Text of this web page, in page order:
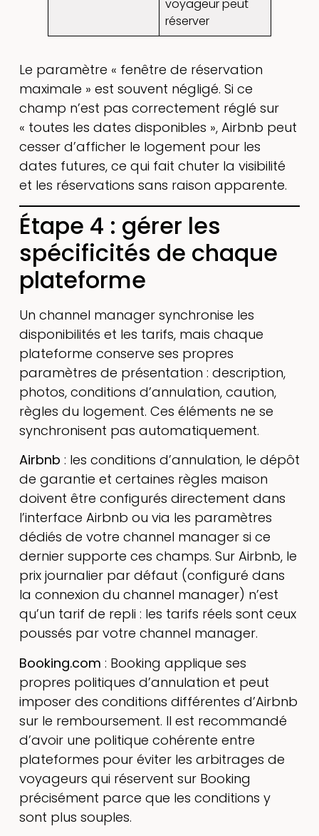
voyageur peut
réserver
Le paramètre « fenêtre de réservation
maximale » est souvent négligé. Si ce
champ n’est pas correctement réglé sur
« toutes les dates disponibles », Airbnb peut
cesser d’afficher le logement pour les
dates futures, ce qui fait chuter la visibilité
et les réservations sans raison apparente.
Étape 4 : gérer les
spécificités de chaque
plateforme
Un channel manager synchronise les
disponibilités et les tarifs, mais chaque
plateforme conserve ses propres
paramètres de présentation : description,
photos, conditions d’annulation, caution,
règles du logement. Ces éléments ne se
synchronisent pas automatiquement.
Airbnb : les conditions d’annulation, le dépôt
de garantie et certaines règles maison
doivent être configurés directement dans
l’interface Airbnb ou via les paramètres
dédiés de votre channel manager si ce
dernier supporte ces champs. Sur Airbnb, le
prix journalier par défaut (configuré dans
la connexion du channel manager) n’est
qu’un tarif de repli : les tarifs réels sont ceux
poussés par votre channel manager.
Booking.com : Booking applique ses
propres politiques d’annulation et peut
imposer des conditions différentes d’Airbnb
sur le remboursement. Il est recommandé
d’avoir une politique cohérente entre
plateformes pour éviter les arbitrages de
voyageurs qui réservent sur Booking
précisément parce que les conditions y
sont plus souples.